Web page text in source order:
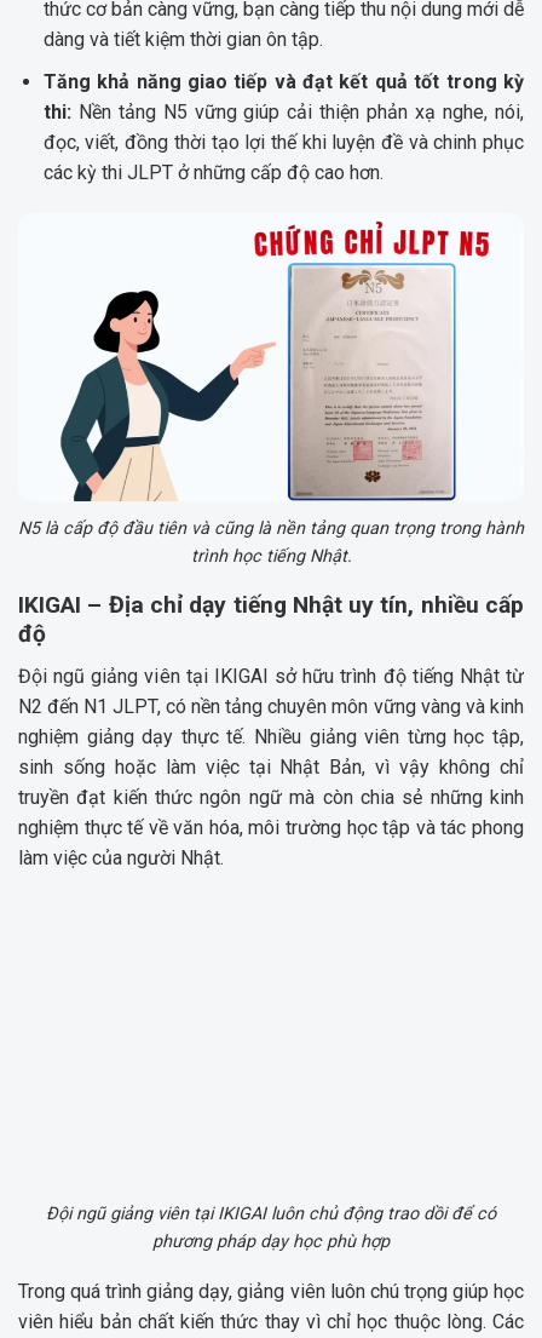
thức cơ bản càng vững, bạn càng tiếp thu nội dung mới dễ
dàng và tiết kiệm thời gian ôn tập.
Tăng khả năng giao tiếp và đạt kết quả tốt trong kỳ
thi:Nền tảng N5 vững giúp cải thiện phản xạ nghe, nói,
đọc, viết, đồng thời tạo lợi thế khi luyện đề và chinh phục
các kỳ thi JLPT ở những cấp độ cao hơn.
N5 là cấp độ đầu tiên và cũng là nền tảng quan trọng trong hành
trình học tiếng Nhật.
IKIGAI – Địa chỉ dạy tiếng Nhật uy tín, nhiều cấp
độ
Đội ngũ giảng viên tại IKIGAI sở hữu trình độ tiếng Nhật từ
N2 đến N1 JLPT, có nền tảng chuyên môn vững vàng và kinh
nghiệm giảng dạy thực tế. Nhiều giảng viên từng học tập,
sinh sống hoặc làm việc tại Nhật Bản, vì vậy không chỉ
truyền đạt kiến thức ngôn ngữ mà còn chia sẻ những kinh
nghiệm thực tế về văn hóa, môi trường học tập và tác phong
làm việc của người Nhật.
Đội ngũ giảng viên tại IKIGAI luôn chủ động trao dồi để có
phương pháp dạy học phù hợp
Trong quá trình giảng dạy, giảng viên luôn chú trọng giúp học
viên hiểu bản chất kiến thức thay vì chỉ học thuộc lòng. Các